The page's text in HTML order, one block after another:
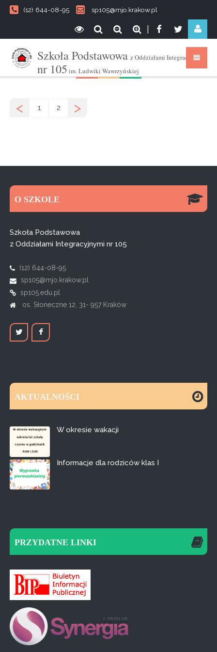
(12) 644-08-95 sp105@mjo.krakow.pl
Szkoła Podstawowa z Oddziałami Integracyjnymi
nr 105 im. Ludwiki Wawrzyńskiej
< 1 2 >
O SZKOLE
Szkoła Podstawowa
z Oddziałami Integracyjnymi nr 105
(12) 644-08-95
sp105@mjo.krakow.pl
sp105.edu.pl
os. Słoneczne 12, 31- 957 Kraków
AKTUALNOŚCI
W okresie wakacji
Informacje dla rodziców klas I
PRZYDATNE LINKI